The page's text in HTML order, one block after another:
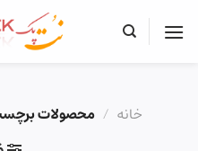
خانه / محصولات